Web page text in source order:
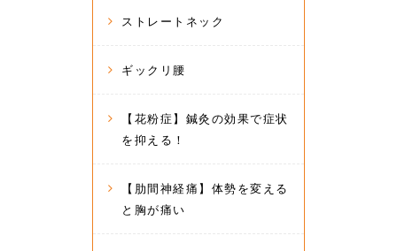
ストレートネック
ギックリ腰
【花粉症】鍼灸の効果で症状
を抑える！
【肋間神経痛】体勢を変える
と胸が痛い